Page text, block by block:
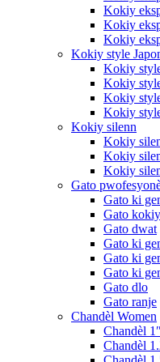
Kokiy
Kokiy
Kokiy
Kokiy style
Kokiy
Kokiy
Kokiy
Kokiy
Kokiy silenn
Kokiy
Kokiy
Kokiy
Gato
Gato ki
Gato kokiy
Gato dwat
Gato ki
Gato ki
Gato ki
Gato dlo
Gato ranje
Chandèl Women
Chandèl
Chandèl